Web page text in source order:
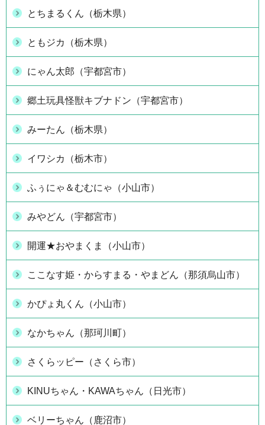
とちまるくん（栃木県）
ともジカ（栃木県）
にゃん太郎（宇都宮市）
郷土玩具怪獣キブナドン（宇都宮市）
みーたん（栃木県）
イワシカ（栃木市）
ふぅにゃ＆むむにゃ（小山市）
みやどん（宇都宮市）
開運★おやまくま（小山市）
ここなす姫・からすまる・やまどん（那須烏山市）
かぴょ丸くん（小山市）
なかちゃん（那珂川町）
さくらッピー（さくら市）
KINUちゃん・KAWAちゃん（日光市）
ベリーちゃん（鹿沼市）